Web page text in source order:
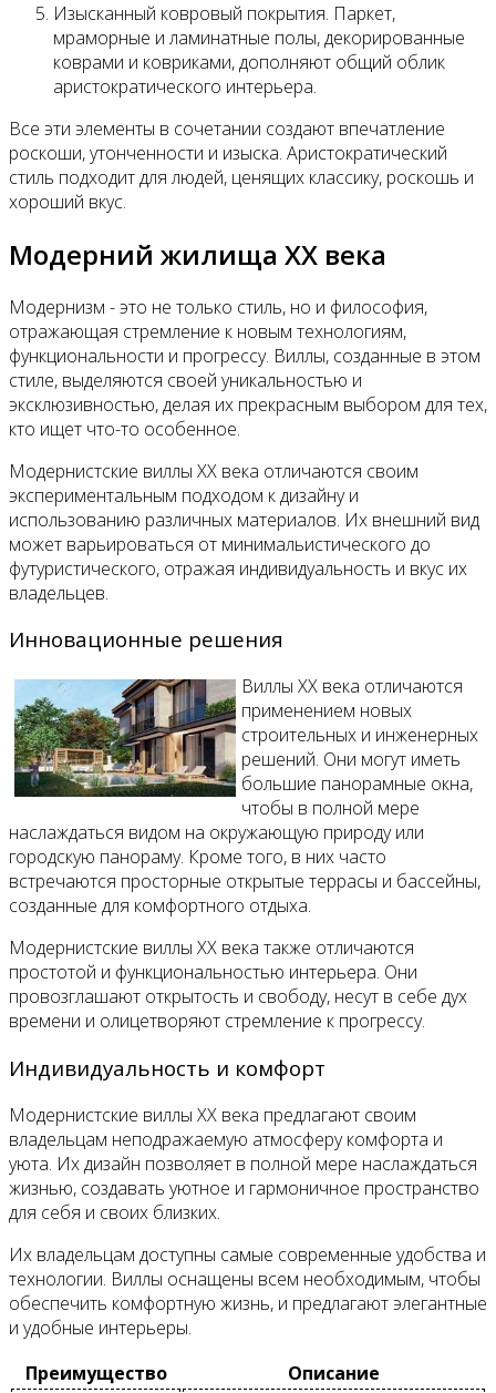
Изысканный ковровый покрытия. Паркет,
мраморные и ламинатные полы, декорированные
коврами и ковриками, дополняют общий облик
аристократического интерьера.
Все эти элементы в сочетании создают впечатление
роскоши, утонченности и изыска. Аристократический
стиль подходит для людей, ценящих классику, роскошь и
хороший вкус.
Модерний жилища XX века
Модернизм - это не только стиль, но и философия,
отражающая стремление к новым технологиям,
функциональности и прогрессу. Виллы, созданные в этом
стиле, выделяются своей уникальностью и
эксклюзивностью, делая их прекрасным выбором для тех,
кто ищет что-то особенное.
Модернистские виллы XX века отличаются своим
экспериментальным подходом к дизайну и
использованию различных материалов. Их внешний вид
может варьироваться от минимальистического до
футуристического, отражая индивидуальность и вкус их
владельцев.
Инновационные решения
Виллы XX века отличаются
применением новых
строительных и инженерных
решений. Они могут иметь
большие панорамные окна,
чтобы в полной мере
наслаждаться видом на окружающую природу или
городскую панораму. Кроме того, в них часто
встречаются просторные открытые террасы и бассейны,
созданные для комфортного отдыха.
Модернистские виллы XX века также отличаются
простотой и функциональностью интерьера. Они
провозглашают открытость и свободу, несут в себе дух
времени и олицетворяют стремление к прогрессу.
Индивидуальность и комфорт
Модернистские виллы XX века предлагают своим
владельцам неподражаемую атмосферу комфорта и
уюта. Их дизайн позволяет в полной мере наслаждаться
жизнью, создавать уютное и гармоничное пространство
для себя и своих близких.
Их владельцам доступны самые современные удобства и
технологии. Виллы оснащены всем необходимым, чтобы
обеспечить комфортную жизнь, и предлагают элегантные
и удобные интерьеры.
Преимущество
Описание